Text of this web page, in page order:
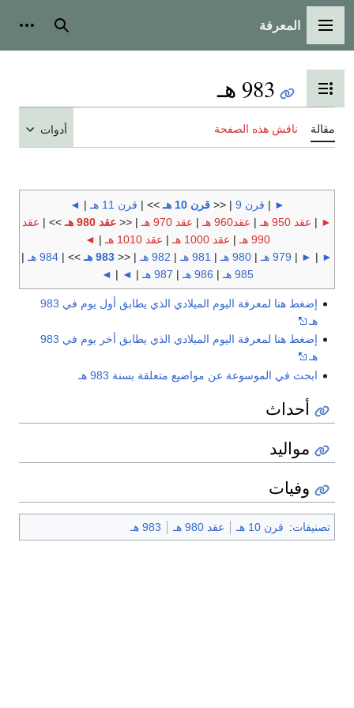
القائمة الرئيسية
المعرفة بحث
تبديل عرض جدول المحتويات
983 هـ
مقالة ناقش هذه الصفحة أدوات
►
| قرن 9 | <<قرن 10 هـ >> | قرن 11 هـ |
◄
►
| عقد 950 هـ | عقد960 هـ | عقد 970 هـ | << عقد 980 هـ >> | عقد
990 هـ
| عقد 1000 هـ | عقد 1010 هـ |
◄
►
|
►
| 979 هـ | 980 هـ | 981 هـ | 982 هـ | << 983 هـ >> | 984 هـ
|
985 هـ
| 986 هـ | 987 هـ |
◄
|
◄
إضغط هنا لمعرفة اليوم الميلادي الذي يطابق أول يوم في 983
هـ
إضغط هنا لمعرفة اليوم الميلادي الذي يطابق أخر يوم في 983
هـ
ابحث في الموسوعة عن مواضيع متعلقة بسنة 983 هـ
أحداث
مواليد
وفيات
تصنيفات: قرن 10 هـ عقد 980 هـ 983 هـ